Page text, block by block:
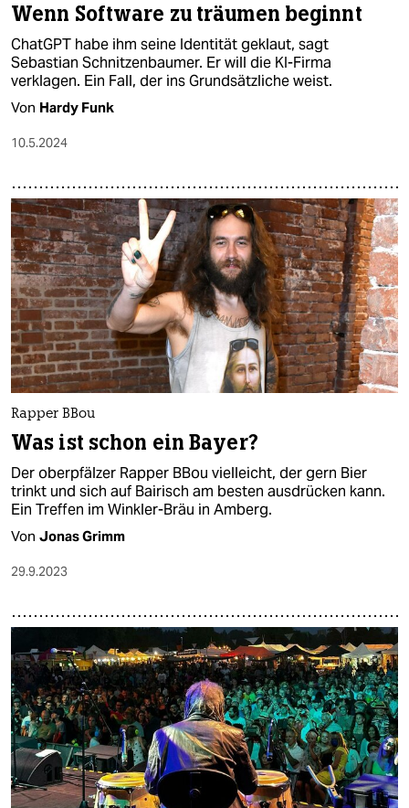
Wenn Software zu träumen beginnt
ChatGPT habe ihm seine Identität geklaut, sagt
Sebastian Schnitzenbaumer. Er will die KI-Firma
verklagen. Ein Fall, der ins Grundsätzliche weist.
Von Hardy Funk
10.5.2024
Rapper BBou
Was ist schon ein Bayer?
Der oberpfälzer Rapper BBou vielleicht, der gern Bier
trinkt und sich auf Bairisch am besten ausdrücken kann.
Ein Treffen im Winkler-Bräu in Amberg.
Von Jonas Grimm
29.9.2023